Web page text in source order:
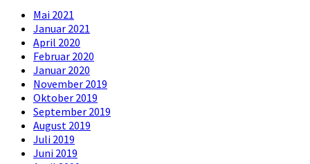
Mai 2021
Januar 2021
April 2020
Februar 2020
Januar 2020
November 2019
Oktober 2019
September 2019
August 2019
Juli 2019
Juni 2019